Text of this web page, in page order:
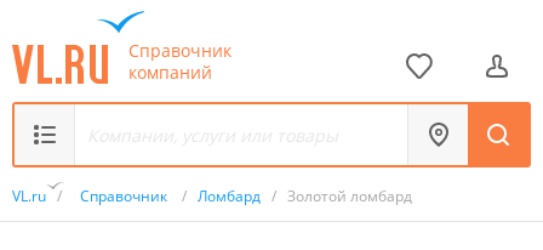
Справочник
компаний
VL.ru / Справочник / Ломбард / Золотой ломбард